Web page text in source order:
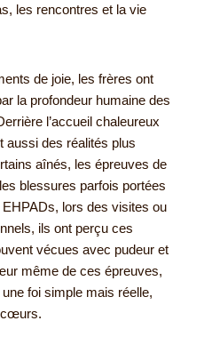
les rencontres et la vie
de joie, les frères ont
la profondeur humaine des
l’accueil chaleureux
aussi des réalités plus
aînés, les épreuves de
blessures parfois portées
lors des visites ou
ils ont perçu ces
vécues avec pudeur et
même de ces épreuves,
foi simple mais réelle,
cœurs.